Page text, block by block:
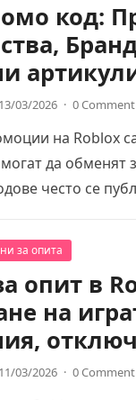
код:
13/03/2026 · 0 Comment
на Roblox
да обменят
често се
за опита
опит в
на
11/03/2026 · 0 Comment